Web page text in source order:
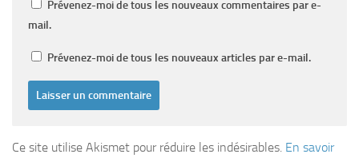
Prévenez-moi de tous les nouveaux commentaires par e-
mail.
Prévenez-moi de tous les nouveaux articles par e-mail.
Ce site utilise Akismet pour réduire les indésirables. En savoir